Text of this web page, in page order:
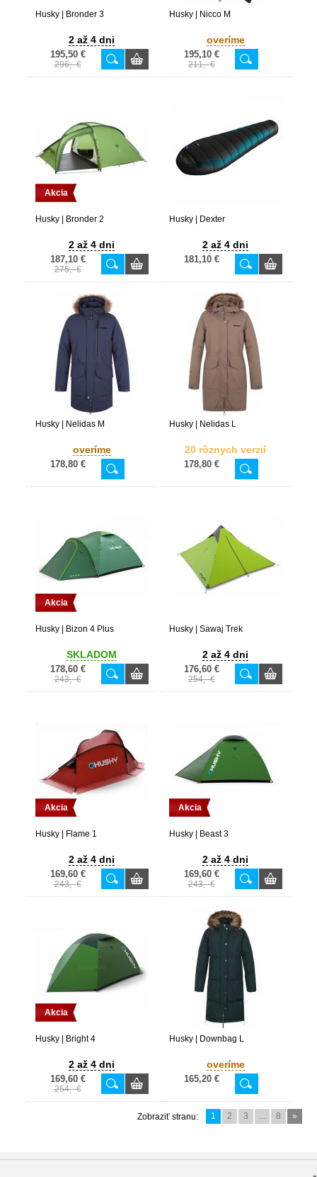
Husky | Bronder 3
2 až 4 dni
195,50 €
296,- €
Husky | Nicco M
overíme
195,10 €
211,- €
Akcia
Husky | Bronder 2
2 až 4 dni
187,10 €
275,- €
Husky | Dexter
2 až 4 dni
181,10 €
Husky | Nelidas M
overíme
178,80 €
Husky | Nelidas L
20 rôznych verzií
178,80 €
Akcia
Husky | Bizon 4 Plus
SKLADOM
178,60 €
243,- €
Husky | Sawaj Trek
2 až 4 dni
176,60 €
254,- €
Akcia
Husky | Flame 1
2 až 4 dni
169,60 €
243,- €
Akcia
Husky | Beast 3
2 až 4 dni
169,60 €
243,- €
Akcia
Husky | Bright 4
2 až 4 dni
169,60 €
254,- €
Husky | Downbag L
overíme
165,20 €
Zobraziť stranu: 1 2 3 ... 8 »